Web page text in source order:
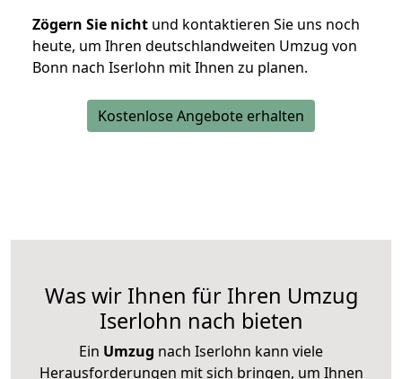
Zögern Sie nicht und kontaktieren Sie uns noch
heute, um Ihren deutschlandweiten Umzug von
Bonn nach Iserlohn mit Ihnen zu planen.
Kostenlose Angebote erhalten
Was wir Ihnen für Ihren Umzug
Iserlohn nach bieten
Ein Umzug nach Iserlohn kann viele
Herausforderungen mit sich bringen, um Ihnen